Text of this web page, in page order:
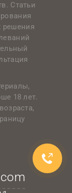
Статьи
решения
18 лет.